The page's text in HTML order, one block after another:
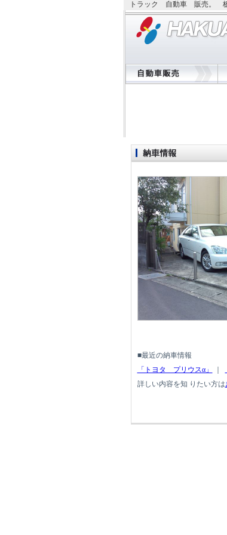
トラック 自動車 販売。 板
■最近の納車情報
「トヨタ プリウスα」
詳しい内容を知 りたい方は